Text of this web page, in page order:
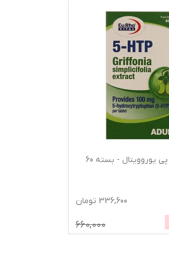
قرص 5 اچ تی پی یوروویتال - بسته 60
336,600 تومان
660,000